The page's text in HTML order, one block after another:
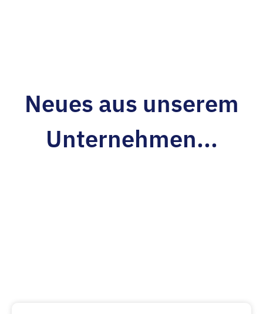
Neues aus unserem
Unternehmen...